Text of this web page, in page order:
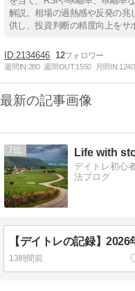
解説。相場の過熱感や反発の兆
供し、投資判断の精度向上をサ
2134646 12
週間IN:280 週間OUT:1550 月間IN:1240
最新の記事画像
7 Life with
デイトレ初心
法ブログ
【デイトレの記録】2026
13時間前